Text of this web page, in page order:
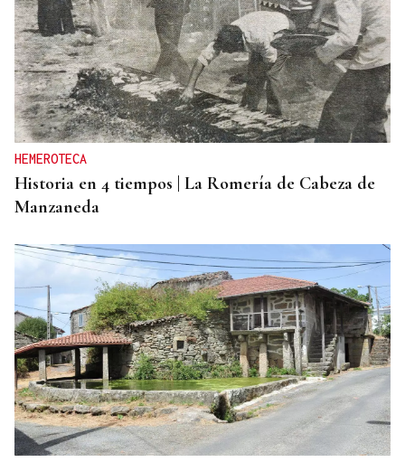
HEMEROTECA
Historia en 4 tiempos | La Romería de Cabeza de
Manzaneda